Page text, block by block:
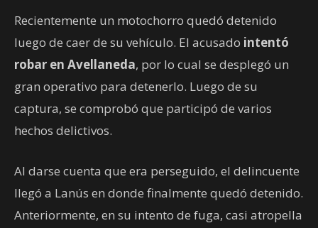
Recientemente un motochorro quedó detenido
luego de caer de su vehículo. El acusado intentó
robar en Avellaneda, por lo cual se desplegó un
gran operativo para detenerlo. Luego de su
captura, se comprobó que participó de varios
hechos delictivos.
Al darse cuenta que era perseguido, el delincuente
llegó a Lanús en donde finalmente quedó detenido.
Anteriormente, en su intento de fuga, casi atropella